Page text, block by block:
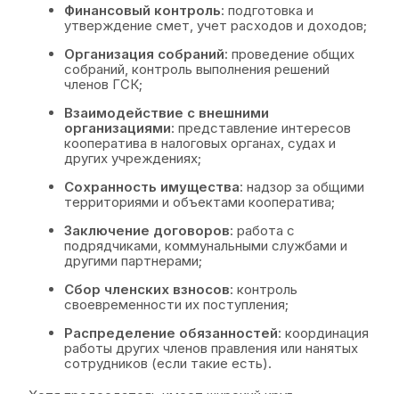
Финансовый контроль: подготовка и
утверждение смет, учет расходов и доходов;
Организация собраний: проведение общих
собраний, контроль выполнения решений
членов ГСК;
Взаимодействие с внешними
организациями: представление интересов
кооператива в налоговых органах, судах и
других учреждениях;
Сохранность имущества: надзор за общими
территориями и объектами кооператива;
Заключение договоров: работа с
подрядчиками, коммунальными службами и
другими партнерами;
Сбор членских взносов: контроль
своевременности их поступления;
Распределение обязанностей: координация
работы других членов правления или нанятых
сотрудников (если такие есть).